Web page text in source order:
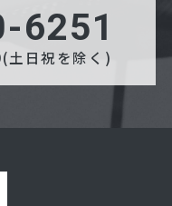
6251
土日祝を除く)